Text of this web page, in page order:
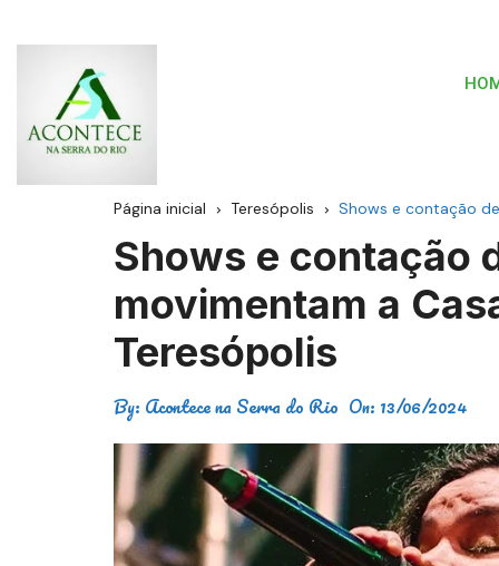
Página inicial Teresópolis Shows e contação
Shows e contação
movimentam a
Teresópolis
By: Acontece na Serra do Rio On: 13/06/2024